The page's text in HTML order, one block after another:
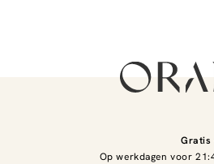
Gratis
Op werkdagen voor